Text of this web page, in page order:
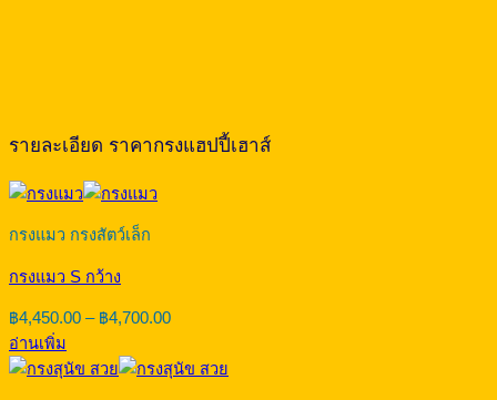
รายละเอียด ราคากรงแฮปปี้เฮาส์
กรงแมว กรงสัตว์เล็ก
กรงแมว S กว้าง
฿4,450.00 – ฿4,700.00Price
through
อ่านเพิ่ม